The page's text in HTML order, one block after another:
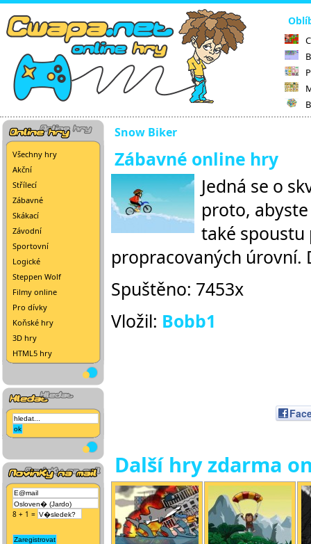
Všechny hry
Akční
Střílecí
Zábavné
Skákací
Závodní
Sportovní
Logické
Steppen Wolf
Filmy online
Pro dívky
Koňské hry
3D hry
HTML5 hry
8 + 1 =
Snow Biker
Zábavné online hry
Jedná se o
proto,
také spoustu
propracovaných úrovní.
Spuštěno: 7453x
Vložil: Bobb1
Další hry zdarma